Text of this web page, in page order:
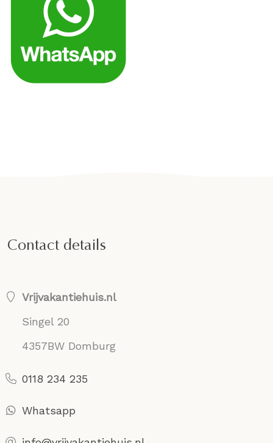
Contact details
Vrijvakantiehuis.nl
Singel 20
4357BW Domburg
0118 234 235
Whatsapp